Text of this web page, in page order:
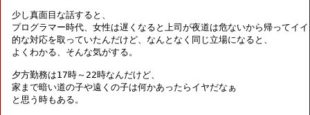
少し真面目な話すると、
プログラマー時代、女性は遅くなると上司が夜道は危ないから帰ってイ
的な対応を取っていたんだけど、なんとなく同じ立場になると、
よくわかる、そんな気がする。
夕方勤務は17時～22時なんだけど、
家まで暗い道の子や遠くの子は何かあったらイヤだなぁ
と思う時もある。